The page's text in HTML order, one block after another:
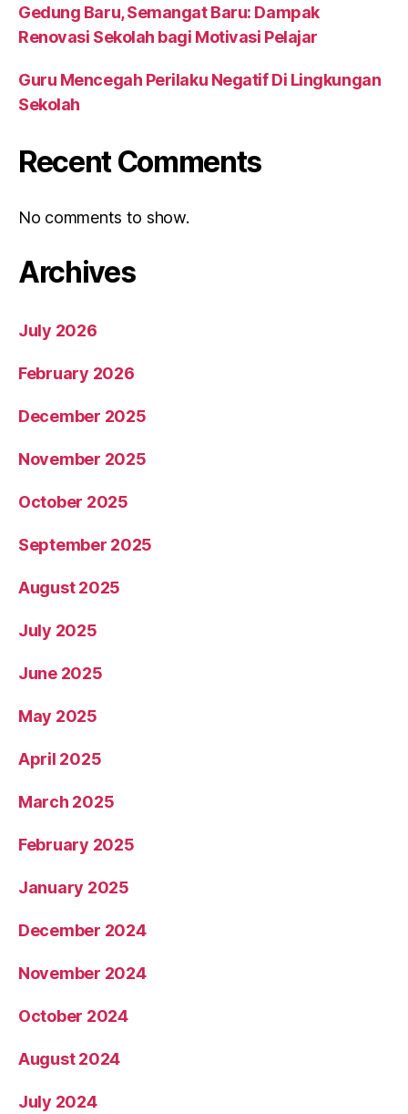
Gedung Baru, Semangat Baru: Dampak
Renovasi Sekolah bagi Motivasi Pelajar
Guru Mencegah Perilaku Negatif Di Lingkungan
Sekolah
Recent Comments
No comments to show.
Archives
July 2026
February 2026
December 2025
November 2025
October 2025
September 2025
August 2025
July 2025
June 2025
May 2025
April 2025
March 2025
February 2025
January 2025
December 2024
November 2024
October 2024
August 2024
July 2024